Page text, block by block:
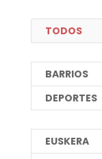
TODOS
BARRIOS
DEPORTES
EUSKERA